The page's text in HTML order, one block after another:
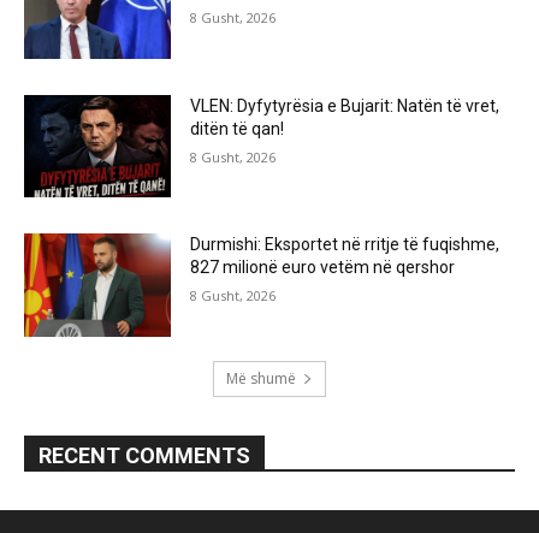
8 Gusht, 2026
VLEN: Dyfytyrësia e Bujarit: Natën të vret,
ditën të qan!
8 Gusht, 2026
Durmishi: Eksportet në rritje të fuqishme,
827 milionë euro vetëm në qershor
8 Gusht, 2026
Më shumë
RECENT COMMENTS